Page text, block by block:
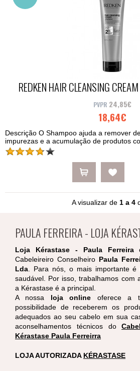
REDKEN HAIR CLEANSING
24,85€
18,64€
Descrição O Shampoo ajuda a remover
impurezas e a acumulação de produtos
A visualizar de 1 a 4
PAULA FERREIRA - LOJA
Loja Kérastase - Paula Ferreira
Cabeleireiro ConselheiroPaula
Lda . Para nós, o mais importante
saudável. Por isso, trabalhamos com
a Kérastase é a principal.
A nossa loja online oferece a
possibilidade de receberem os
adequados ao seu cabelo em sua
aconselhamentos técnicos do
Kérastase Paula Ferreirra
LOJA AUTORIZADA KÉRASTASE